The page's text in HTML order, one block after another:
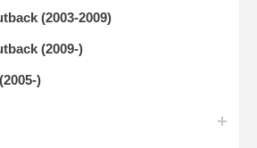
(2003-2009)
(2009-)
)